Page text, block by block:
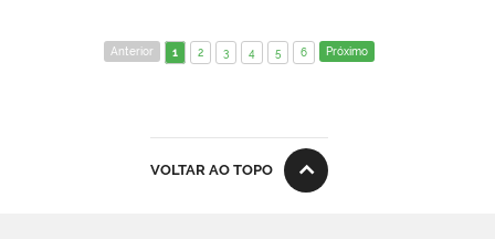
Anterior 1 2 3 4 5 6 Próximo
VOLTAR AO TOPO